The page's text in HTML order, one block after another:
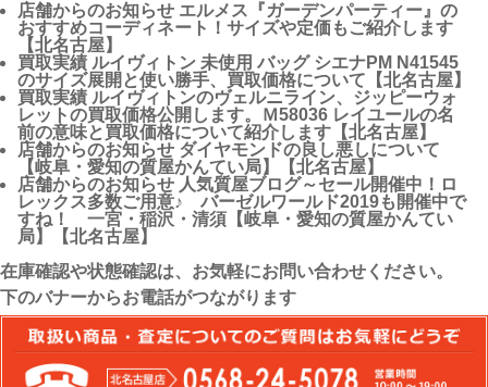
店舗からのお知らせ エルメス『ガーデンパーティー』の
おすすめコーディネート！サイズや定価もご紹介します
【北名古屋】
買取実績 ルイヴィトン 未使用 バッグ シエナPM N41545
のサイズ展開と使い勝手、買取価格について【北名古屋】
買取実績 ルイヴィトンのヴェルニライン、ジッピーウォ
レットの買取価格公開します。Ｍ58036 レイユールの名
前の意味と買取価格について紹介します【北名古屋】
店舗からのお知らせ ダイヤモンドの良し悪しについて
【岐阜・愛知の質屋かんてい局】【北名古屋】
店舗からのお知らせ 人気質屋ブログ～セール開催中！ロ
レックス多数ご用意♪ バーゼルワールド2019も開催中で
すね！ 一宮・稲沢・清須【岐阜・愛知の質屋かんてい
局】【北名古屋】
在庫確認や状態確認は、お気軽にお問い合わせください。
下のバナーからお電話がつながります